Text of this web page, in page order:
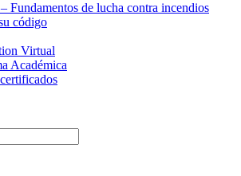
Fundamentos de lucha contra incendios
código
Virtual
Académica